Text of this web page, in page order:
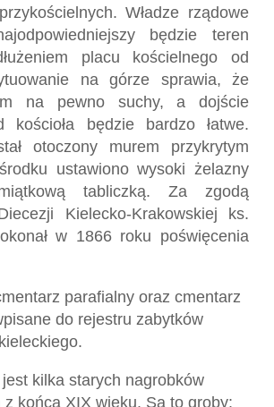
Władze rządowe
będzie teren
placu kościelnego od
na górze sprawia, że
na pewno suchy, a dojście
kościoła będzie bardzo łatwe.
otoczony murem przykrytym
ustawiono wysoki żelazny
tabliczką. Za zgodą
Kielecko-Krakowskiej ks.
w 1866 roku poświęcenia
parafialny oraz cmentarz
do rejestru zabytków
kilka starych nagrobków
z końca XIX wieku. Są to groby: